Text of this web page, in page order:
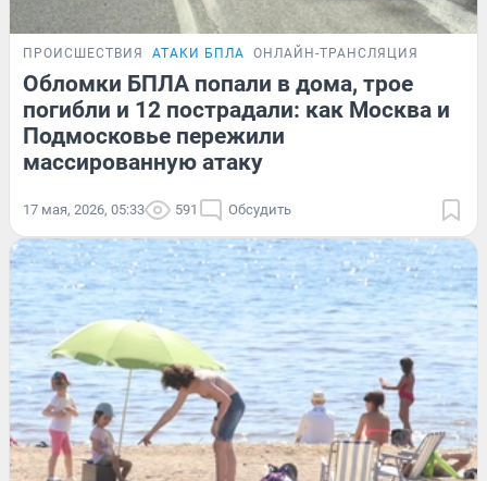
ПРОИСШЕСТВИЯ АТАКИ БПЛА ОНЛАЙН-ТРАНСЛЯЦИЯ
Обломки БПЛА попали в дома, трое
погибли и 12 пострадали: как Москва и
Подмосковье пережили
массированную атаку
17 мая, 2026, 05:33 591 Обсудить